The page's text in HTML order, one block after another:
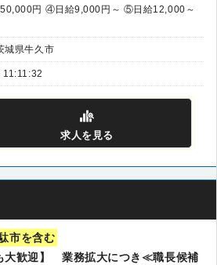
円 ④日給9,000円～ ⑤日給12,000～
県牛久市
求人 を見る
市を含む
大歓迎】 業務拡大につき≪職長候補